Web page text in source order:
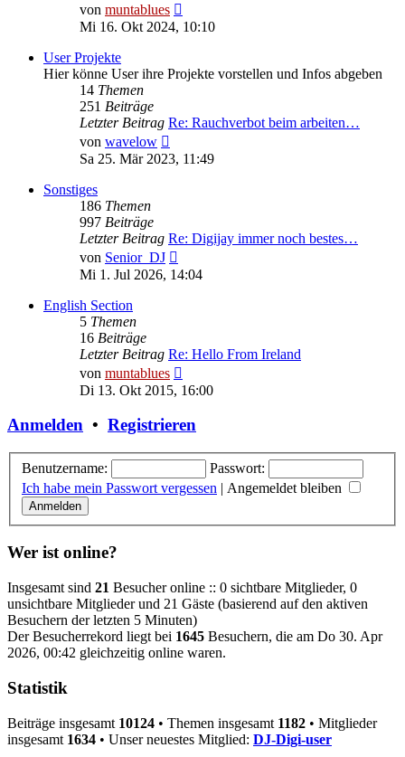
von muntablues
Beitrag
Mi 16. Okt 2024, 10:10
User Projekte
Hier könne User ihre Projekte vorstellen und Infos abgeben
14 Themen
251 Beiträge
Letzter Beitrag Re: Rauchverbot beim arbeiten…
von wavelow
Beitrag
Sa 25. Mär 2023, 11:49
Sonstiges
186 Themen
997 Beiträge
Letzter Beitrag Re: Digijay immer noch bestes…
von Senior_DJ
Beitrag
Mi 1. Jul 2026, 14:04
English Section
5 Themen
16 Beiträge
Letzter Beitrag Re: Hello From Ireland
von muntablues
Beitrag
Di 13. Okt 2015, 16:00
Anmelden • Registrieren
Benutzername:
Passwort:
Ich habe mein Passwort vergessen | Angemeldet bleiben
Wer ist online?
Insgesamt sind 21 Besucher online :: 0 sichtbare Mitglieder, 0
unsichtbare Mitglieder und 21 Gäste (basierend auf den aktiven
Besuchern der letzten 5 Minuten)
Der Besucherrekord liegt bei 1645 Besuchern, die am Do 30. Apr
2026, 00:42 gleichzeitig online waren.
Statistik
Beiträge insgesamt 10124 • Themen insgesamt 1182 • Mitglieder
insgesamt 1634 • Unser neuestes Mitglied: DJ-Digi-user